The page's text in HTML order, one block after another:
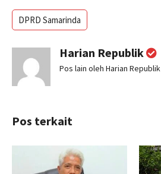
DPRD Samarinda
Harian Republik
Pos lain oleh Harian Republik
Pos terkait